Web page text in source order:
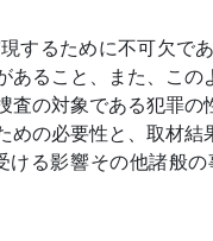
するために不可欠で
ること、また、こ
の対象である犯罪
の必要性と、取材
る影響その他諸般